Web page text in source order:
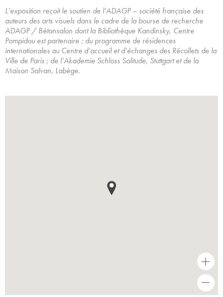
L’exposition reçoit le soutien de l’ADAGP – société française des
auteurs des arts visuels dans le cadre de la bourse de recherche
ADAGP / Bétonsalon dont la Bibliothèque Kandinsky, Centre
Pompidou est partenaire ; du programme de résidences
internationales au Centre d’accueil et d’échanges des Récollets de la
Ville de Paris ; de l’Akademie Schloss Solitude, Stuttgart et de la
Maison Salvan, Labège.
+